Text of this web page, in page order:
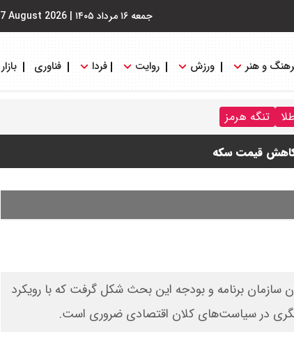
جمعه ۱۶ مرداد ۱۴۰۵ |
7 August 2026
و هنر ورزش روایت فردا فناوری بازار
تنگه هرمز
سازمان برنامه و بودجه این بحث شکل گرفت که با رویکرد
در سیاست‌های کلان اقتصادی ضروری است.